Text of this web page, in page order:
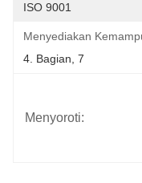
ISO 9001
Menyediakan
4. Bagian, 7
Menyoroti: